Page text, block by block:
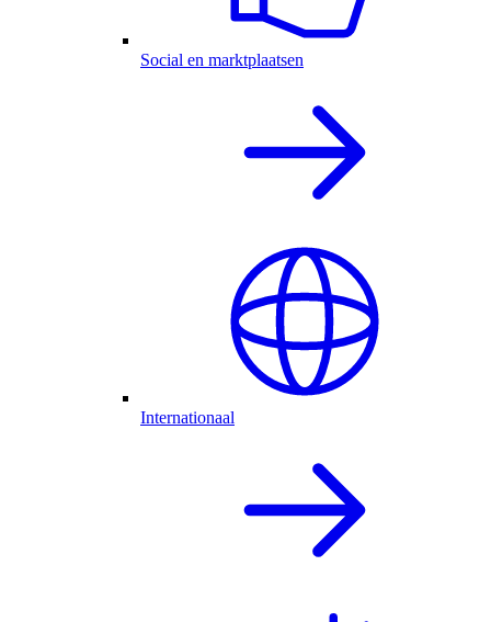
Social en marktplaatsen
Internationaal